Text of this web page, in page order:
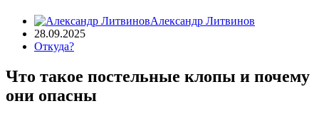
Александр Литвинов
28.09.2025
Откуда?
Что такое постельные клопы и почему
они опасны